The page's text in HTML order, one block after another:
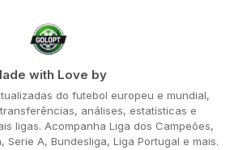
with Love by
do futebol europeu e mundial,
análises, estatísticas e
ligas. Acompanha Liga dos Campeões,
Serie A, Bundesliga, Liga Portugal e mais.